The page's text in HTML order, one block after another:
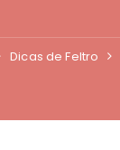
Dicas de Feltro